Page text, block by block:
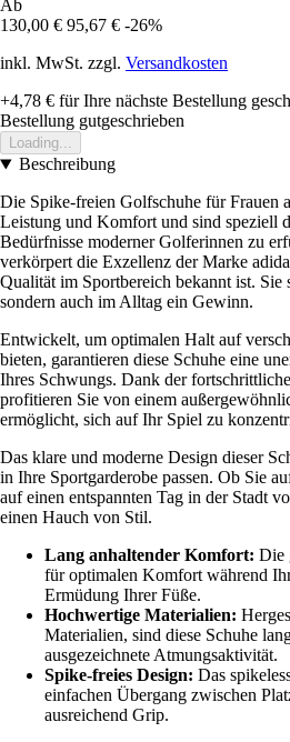
Ab
130,00 € 95,67 € -26%
inkl. MwSt. zzgl. Versandkosten
+4,78 € für Ihre nächste Bestellung
Bestellung gutgeschrieben
Loading...
Beschreibung
Die Spike-freien Golfschuhe für Frauen
Leistung und Komfort und sind speziell
Bedürfnisse moderner Golferinnen zu
verkörpert die Exzellenz der Marke
Qualität im Sportbereich bekannt ist. Sie
sondern auch im Alltag ein Gewinn.
Entwickelt, um optimalen Halt auf
bieten, garantieren diese Schuhe eine
Ihres Schwungs. Dank der
profitieren Sie von einem
ermöglicht, sich auf Ihr Spiel zu
Das klare und moderne Design dieser
in Ihre Sportgarderobe passen. Ob Sie
auf einen entspannten Tag in der Stadt
einen Hauch von Stil.
Lang anhaltender Komfort: Die
für optimalen Komfort während
Ermüdung Ihrer Füße.
Hochwertige Materialien:
Materialien, sind diese Schuhe
ausgezeichnete Atmungsaktivität.
Spike-freies Design: Das
einfachen Übergang zwischen
ausreichend Grip.